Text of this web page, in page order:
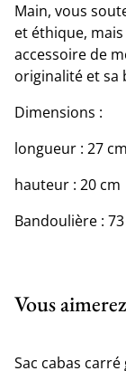
Main, vous
et éthique,
accessoire de
originalité et sa
Dimensions :
longueur : 27 cm
hauteur : 20 cm
Bandoulière :
Vous
Sac cabas